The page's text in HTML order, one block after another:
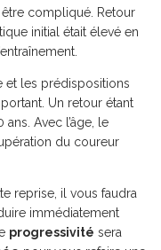
compliqué. Retour
initial était élevé en
et les prédispositions
Un retour étant
Avec l’âge, le
du coureur
reprise, il vous faudra
immédiatement
progressivité sera